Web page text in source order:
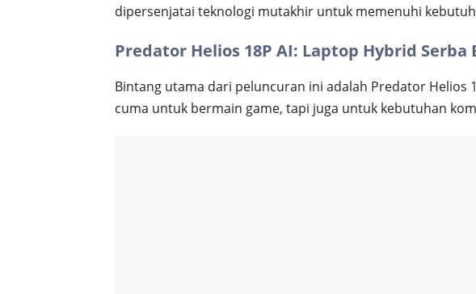
dipersenjatai teknologi mutakhir untuk memenuhi
Predator Helios 18P AI: Laptop Hybrid Serba
Bintang utama dari peluncuran ini adalah Predator Helios
cuma untuk bermain game, tapi juga untuk kebutuhan